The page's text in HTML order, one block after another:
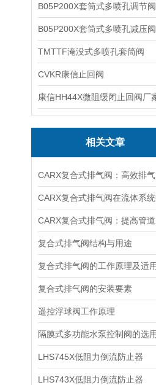
B05P200X套筒式多喷孔调节阀
B05P200X套筒式多喷孔减压阀
TMTTF淹没式多喷孔套筒阀
CVKR康信止回阀
相关文章
复合式排气阀结构与用途
复合式排气阀的安装要素
遥控浮球阀工作原理
LHS745X低阻力倒流防止器
LHS743X低阻力倒流防止器